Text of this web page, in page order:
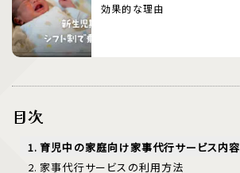
効果的な理由
目次
育児中の家庭向け家事代行サービス内容
家事代行サービスの利用方法